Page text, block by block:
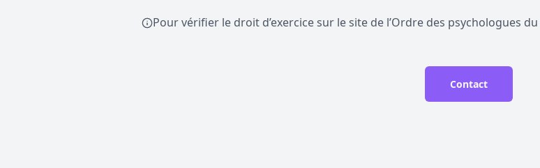
Pour vérifier le droit d’exercice sur le site de l’Ordre des psychologues
Contact